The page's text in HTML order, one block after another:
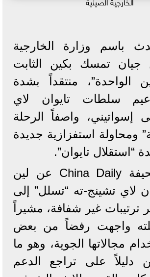
باسم وزارة الخارجية
جيان تمسك بكين الثابت
الواحدة”، منتقداً بشدة
سلطات تايوان لاي
إسواتيني، واصفاً الرحلة
ومحاولة استفزازية جديدة
“استقلال تايوان”.
ونقلت صحيفة China Daily عن لين
لاي تشينج-ته “تسلل” إلى
ترتيبات غير شفافة، مشيراً
واجهت رفضاً من بعض
مجالاتها الجوية، وهو ما
دليلاً على تراجع الدعم